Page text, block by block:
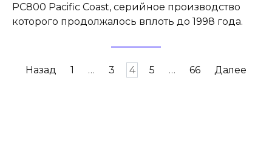
PC800 Pacific Coast, серийное производство
которого продолжалось вплоть до 1998 года.
Навигация
Назад 1 … 3 4 5 … 66 Далее